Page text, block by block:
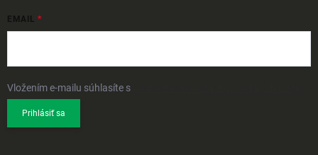
EMAIL
Vložením e-mailu súhlasíte s
Prihlásiť sa